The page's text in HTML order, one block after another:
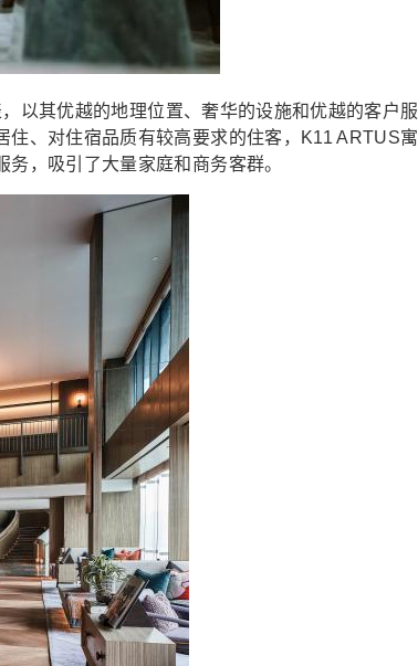
以其优越的地理位置、奢华的设施和优越的客户服
、对住宿品质有较高要求的住客，K11 ARTUS寓
，吸引了大量家庭和商务客群。